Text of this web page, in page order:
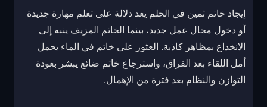
إيجاد خاتم ثمين في الحلم يعد دلالة على تعلم مهارة جديدة
أو دخول مجال عمل جديد، بينما الخاتم المزيف ينبه إلى
الانخداع بمظاهر كاذبة. العثور على خاتم في الماء يحمل
أمل اللقاء بعد الفراق، واسترجاع خاتم ضائع يبشر بعودة
التوازن والنظام بعد فترة من الإهمال.